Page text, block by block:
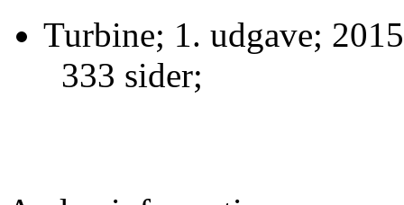
Turbine; 1. udgave;
333 sider;